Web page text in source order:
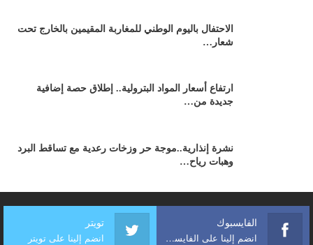
الاحتفال باليوم الوطني للمغاربة المقيمين بالخارج تحت
شعار…
ارتفاع أسعار المواد البترولية.. إطلاق حصة إضافية
جديدة من…
نشرة إنذارية..موجة حر وزخات رعدية مع تساقط البرد
وهبات رياح…
الفايسبوك
انضم إلينا على الفايسبوك
تويتر
انضم إلينا على تويتر